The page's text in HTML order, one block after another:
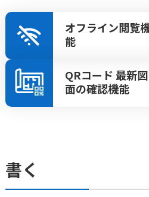
オフライン閲覧
能
QRコード 最新図
面の確認機能
書く